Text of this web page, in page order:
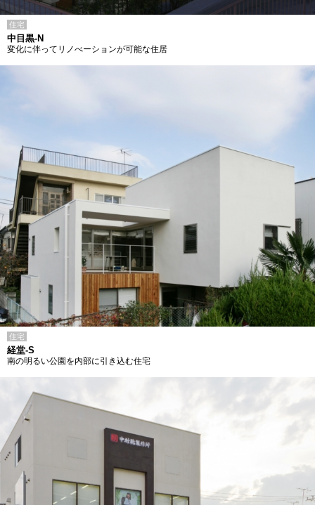
住宅
中目黒-N
変化に伴ってリノべーションが可能な住居
住宅
経堂-S
南の明るい公園を内部に引き込む住宅